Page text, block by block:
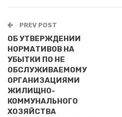
PREV POST
ОБ УТВЕРЖДЕНИИ
НОРМАТИВОВ НА
УБЫТКИ ПО НЕ
ОБСЛУЖИВАЕМОМУ
ОРГАНИЗАЦИЯМИ
ЖИЛИЩНО-
КОММУНАЛЬНОГО
ХОЗЯЙСТВА